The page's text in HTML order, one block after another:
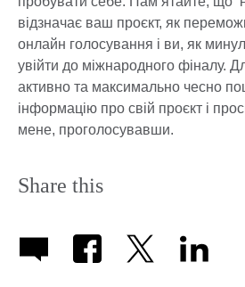
відзначає ваш проєкт, як
онлайн голосування і ви, як
увійти до міжнародного фіналу.
активно та максимально чесно
інформацію про свій проєкт і
мене, проголосувавши.
Share this